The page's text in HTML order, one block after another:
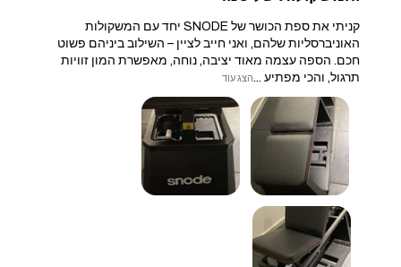
קניתי את ספת הכושר של SNODE יחד עם המשקולות
האוניברסליות שלהם, ואני חייב לציין – השילוב ביניהם פשוט
חכם. הספה עצמה מאוד יציבה, נוחה, מאפשרת המון זוויות
תרגול, והכי מפתיע ...הצג עוד